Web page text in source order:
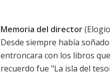
Memoria del director
Desde siempre había
entroncara con los libros
recuerdo fue "La isla del